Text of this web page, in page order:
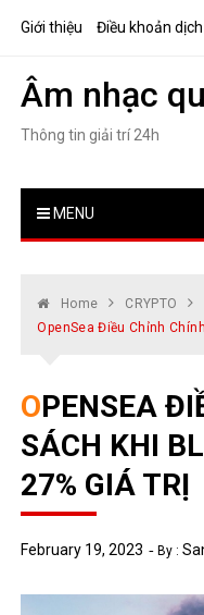
Giới thiệu Điều khoản
Âm nhạc
Thông tin giải trí 24h
MENU
Home
CRYPTO
OpenSea Điều Chỉnh
OPENSEA ĐIỀU CHỈNH CHÍNH
SÁCH KHI
27% GIÁ TRỊ
February 19, 2023 By :